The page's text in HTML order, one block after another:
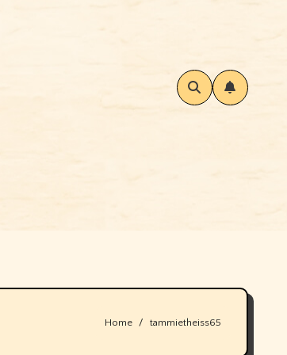
Home tammietheiss65